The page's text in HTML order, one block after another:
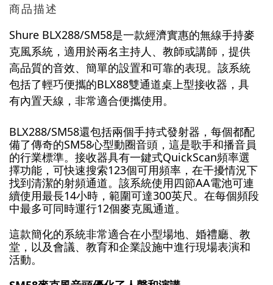
商品描述
Shure BLX288/SM58是一款經濟實惠的無線手持麥
克風系統，適用於兩名主持人、教師或講師，提供
高品質的音效、簡單的設置和可靠的表現。該系統
包括了輕巧便攜的BLX88雙通道桌上型接收器，具
有內置天線，非常適合便攜使用。
BLX288/SM58還包括兩個手持式發射器，每個都配
備了傳奇的SM58心型動圈音頭，這是歌手和播音員
的行業標準。接收器具有一鍵式QuickScan頻率選
擇功能，可快速搜索123個可用頻率，在干擾情況下
找到清潔的射頻通道。該系統使用四節AA電池可連
續使用最長14小時，範圍可達300英尺。在每個頻段
中最多可同時運行12個麥克風通道。
這款簡化的系統非常適合在小型場地、婚禮廳、教
堂，以及會議、教育和企業設施中進行現場表演和
活動。